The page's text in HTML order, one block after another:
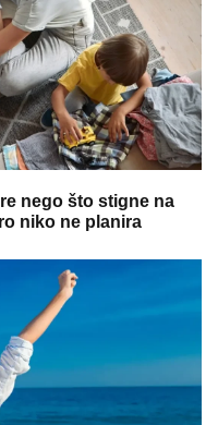
nego što stigne na
niko ne planira